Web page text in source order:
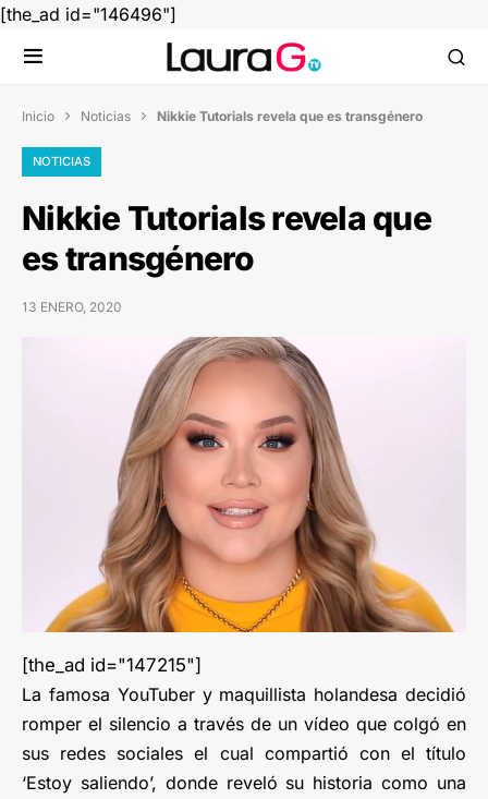
[the_ad id="146496"]
Inicio  Noticias  Nikkie Tutorials revela que es transgénero
NOTICIAS
Nikkie Tutorials revela que
es transgénero
13 ENERO, 2020
[the_ad id="147215"]
La famosa YouTuber y maquillista holandesa decidió
romper el silencio a través de un vídeo que colgó en
sus redes sociales el cual compartió con el título
‘Estoy saliendo’, donde reveló su historia como una